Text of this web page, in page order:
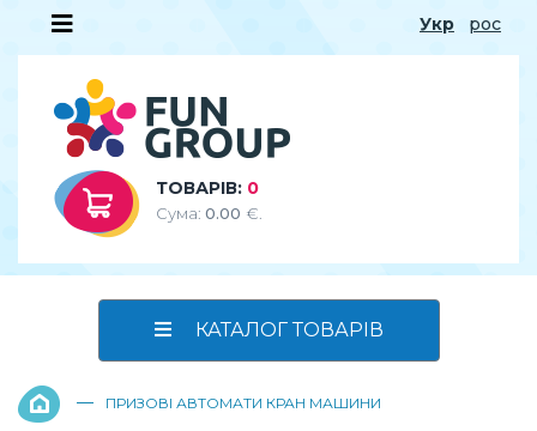
Укр рос
ТОВАРІВ: 0
Сума: 0.00 €.
КАТАЛОГ ТОВАРІВ
— ПРИЗОВІ АВТОМАТИ КРАН МАШИНИ